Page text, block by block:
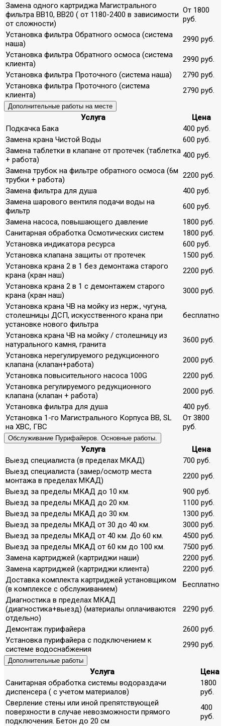
Замена одного картриджа Магистрального
фильтра ВВ10, ВВ20 ( от 1180-2400 в зависимости
от сложности)
От 1800
руб.
Установка фильтра Обратного осмоса (система
наша)
2990 руб.
Установка фильтра Обратного осмоса (система
клиента)
2990 руб.
Установка фильтра Проточного (система наша)
2790 руб.
Установка фильтра Проточного (система
клиента)
2790 руб.
Дополнительные работы на месте
Услуга
Цена
Подкачка Бака
400 руб.
Замена крана Чистой Воды
600 руб.
Замена таблетки в клапане от протечек (таблетка
+ работа)
400 руб.
Замена трубок на фильтре обратного осмоса (6м
трубки + работа)
2200 руб.
Замена фильтра для душа
400 руб.
Замена шарового вентиля подачи воды на
фильтр
600 руб.
Замена насоса, повышающего давление
1800 руб.
Санитарная обработка Осмотических систем
1800 руб.
Установка индикатора ресурса
600 руб.
Установка клапана защиты от протечек
1500 руб.
Установка крана 2 в 1 без демонтажа старого
крана (кран наш)
2200 руб.
Установка крана 2 в 1 с демонтажем старого
крана (кран наш)
3000 руб.
Установка крана ЧВ на мойку из нерж., чугуна,
столешницы ДСП, искусственного крана при
установке нового фильтра
бесплатно
Установка крана ЧВ на мойку / столешницу из
натурального камня, гранита
3600 руб.
Установка нерегулируемого редукционного
клапана (клапан+работа)
2000 руб.
Установка повысительного насоса 100G
2200 руб.
Установка регулируемого редукционного
клапана (клапан + работа)
2000 руб.
Установка фильтра для душа
400 руб.
Установка 1-го Магистрального Корпуса ВВ, SL
на ХВС, ГВС
От 3800
руб.
Обслуживание Пурифайеров. Основные работы.
Услуга
Цена
Выезд специалиста (в пределах МКАД)
700 руб.
Выезд специалиста (замер/осмотр места
монтажа в пределах МКАД)
2200 руб.
Выезд за пределы МКАД до 10 км.
900 руб.
Выезд за пределы МКАД до 20 км.
1100 руб.
Выезд за пределы МКАД до 30 км.
1300 руб.
Выезд за пределы МКАД от 30 до 40 км.
3000 руб.
Выезд за пределы МКАД от 40 км. До 60 км.
4500 руб.
Выезд за пределы МКАД от 60 км до 100 км.
7500 руб.
Замена картриджей (картриджи наши)
2200 руб.
Замена картриджей (картриджи клиента)
2200 руб.
Доставка комплекта картриджей установщиком
(в комплексе с обслуживанием)
Бесплатно
Диагностика в пределах МКАД
(диагностика+выезд) (материалы оплачиваются
отдельно)
2290 руб.
Демонтаж пурифайера
2600 руб.
Установка пурифайера с подключением к
системе водоснабжения
2990 руб.
Дополнительные работы
Услуга
Цена
Санитарная обработка системы водораздачи
диспенсера ( с учетом материалов)
1800
руб.
Сверление стены или иной препятствующей
поверхности в случае невозможности прямого
подключения. Бетон до 20 см
400
руб.